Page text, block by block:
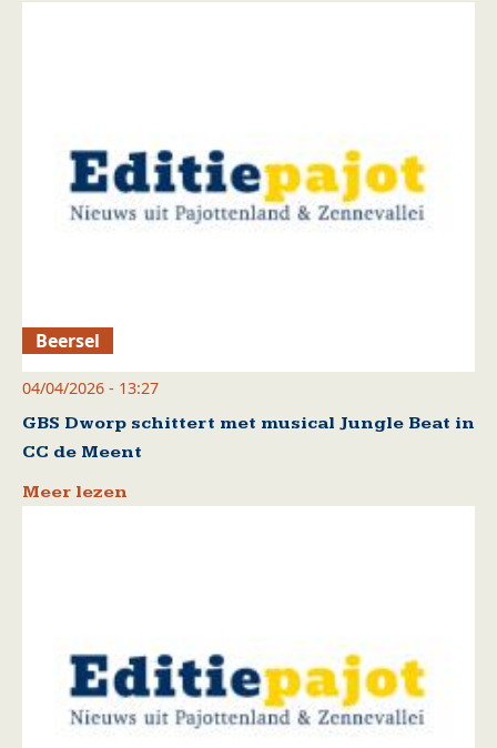
Beersel
04/04/2026 - 13:27
GBS Dworp schittert met musical Jungle Beat in
CC de Meent
Meer lezen